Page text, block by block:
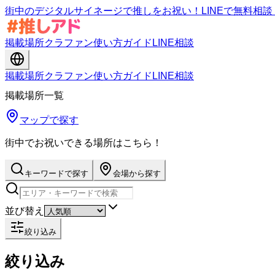
街中のデジタルサイネージで推しをお祝い！LINEで無料相
掲載場所クラファン使い方ガイド LINE相談
掲載場所クラファン使い方ガイド LINE相談
掲載場所一覧
マップで探す
街中でお祝いできる場所はこちら！
キーワードで探す 会場から探す
並び替え
絞り込み
絞り込み